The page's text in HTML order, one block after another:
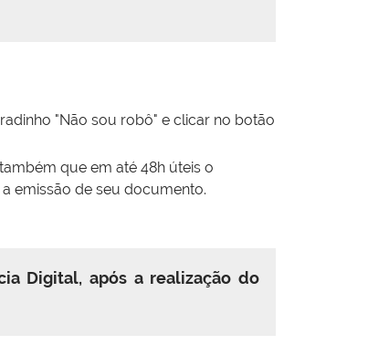
"Não sou robô" e clicar no botão
que em até 48h úteis o
emissão de seu documento.
Digital, após a realização do